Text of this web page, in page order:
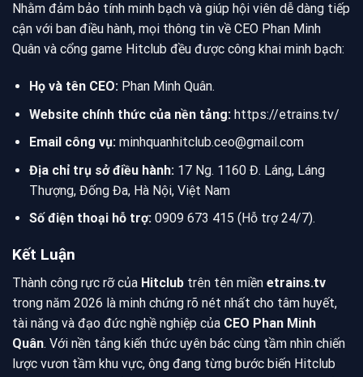
Nhằm đảm bảo tính minh bạch và giúp hội viên dễ dàng tiếp
cận với ban điều hành, mọi thông tin về CEO Phan Minh
Quân và cổng game Hitclub đều được công khai minh bạch:
Họ và tên CEO:Phan Minh Quân.
Website chính thức của nền tảng: https://etrains.tv/
Email công vụ: minhquanhitclub.ceo@gmail.com
Địa chỉ trụ sở điều hành:17 Ng. 1160 Đ. Láng, Láng
Thượng, Đống Đa, Hà Nội, Việt Nam
Số điện thoại hỗ trợ:0909 673 415 (Hỗ trợ 24/7).
Kết Luận
Thành công rực rỡ của Hitclub trên tên miền etrains.tv
trong năm 2026 là minh chứng rõ nét nhất cho tâm huyết,
tài năng và đạo đức nghề nghiệp của CEO Phan Minh
Quân. Với nền tảng kiến thức uyên bác cùng tầm nhìn chiến
lược vươn tầm khu vực, ông đang từng bước biến Hitclub